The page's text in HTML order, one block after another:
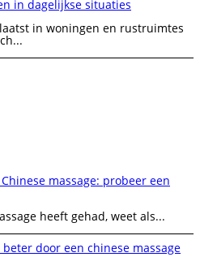
in dagelijkse situaties
in woningen en rustruimtes
massage: probeer een
heeft gehad, weet als...
door een chinese massage